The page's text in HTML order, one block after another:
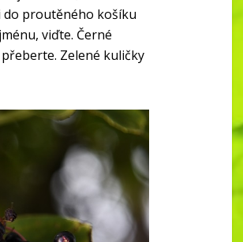
do proutěného košíku
viďte. Černé
Zelené kuličky